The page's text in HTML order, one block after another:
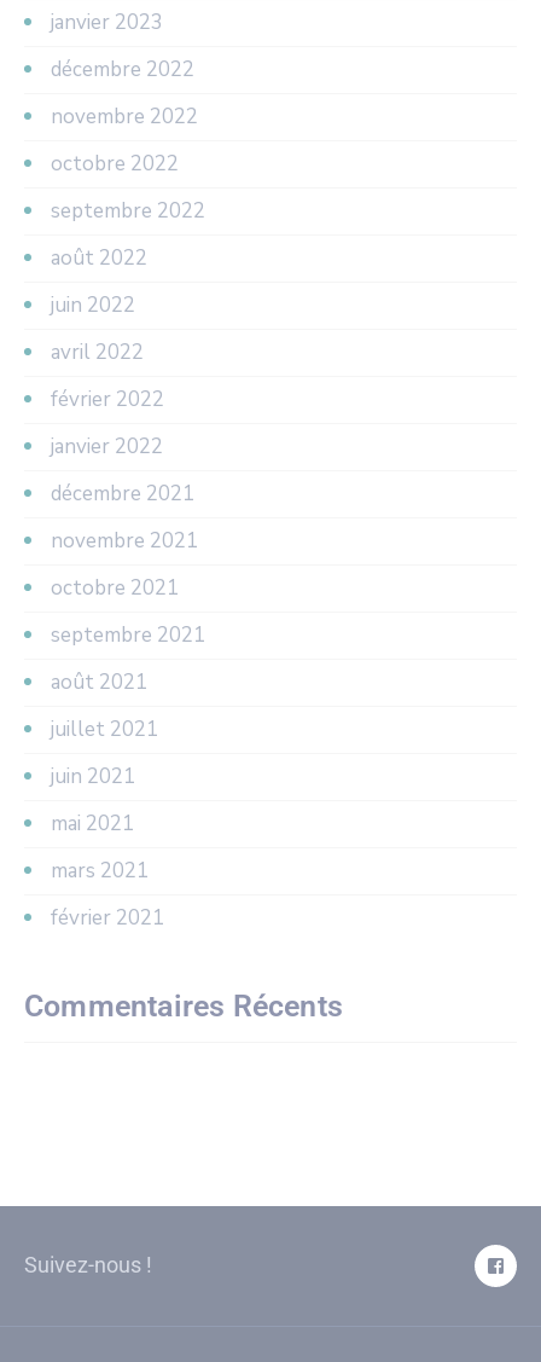
janvier 2023
décembre 2022
novembre 2022
octobre 2022
septembre 2022
août 2022
juin 2022
avril 2022
février 2022
janvier 2022
décembre 2021
novembre 2021
octobre 2021
septembre 2021
août 2021
juillet 2021
juin 2021
mai 2021
mars 2021
février 2021
Commentaires Récents
Suivez-nous !